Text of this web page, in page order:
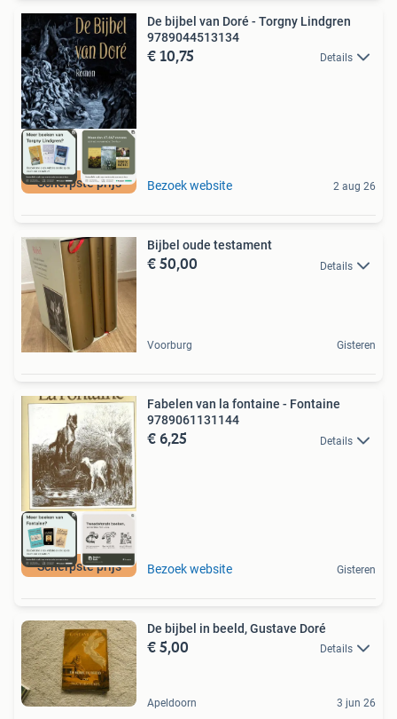
Scherpste prijs
De bijbel van Doré - Torgny Lindgren
9789044513134
€ 10,75 Details
Bezoek website 2 aug 26
Bijbel oude testament
€ 50,00 Details
Voorburg Gisteren
Scherpste prijs
Fabelen van la fontaine - Fontaine
9789061131144
€ 6,25 Details
Bezoek website Gisteren
De bijbel in beeld, Gustave Doré
€ 5,00 Details
Apeldoorn 3 jun 26